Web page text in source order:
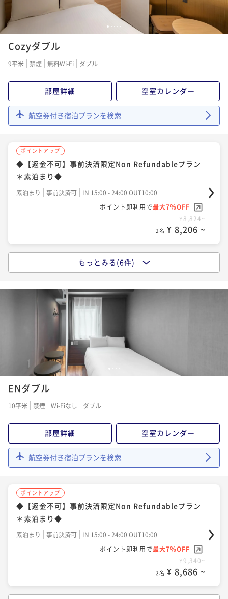
1 2 3 4 5
Cozyダブル
9平米 禁煙 無料Wi-Fi ダブル
部屋詳細 空室カレンダー
航空券付き宿泊プランを検索
ポイントアップ
◆【返金不可】事前決済限定Non Refundableプラン
＊素泊まり◆
素泊まり 事前決済可
IN 15:00 - 24:00 OUT10:00
ポイント即利用で最大7％OFF
¥8,824~
2名 ¥ 8,206 ~
◆早期割28 28日前までの予約でお得に博多にひたる
子 ＊ 素泊り◆
事前決済可
IN 15:00 - 24:00 OUT10:00
ポイントアップ
◆スタンダードプラン＊素泊まり◆
素泊まり 現地決済可 事前決済可
¥10,360~
2名 ¥ 9,634 ~
◆12時レイトチェックアウト お昼までのんびり博多
にひたる子＊素泊まり◆
素泊まり 現地決済可
ポイント即利用で 最大7％OFF
2名 ¥ 12,768 ~
ポイントアップ
もっとみる(6件)
ENダブル
10平米 禁煙 Wi-Fiなし ダブル
部屋詳細 空室カレンダー
航空券付き宿泊プランを検索
ポイントアップ
◆【返金不可】事前決済限定Non Refundableプラン
＊素泊まり◆
素泊まり 事前決済可
IN 15:00 - 24:00 OUT10:00
ポイント即利用で最大7％OFF
¥9,340~
2名 ¥ 8,686 ~